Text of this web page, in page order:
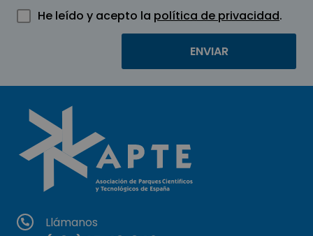
He leído y acepto la política de privacidad.
Llámanos